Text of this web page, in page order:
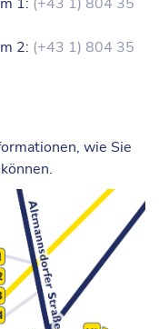
2: (+43 1) 804 35
wie Sie